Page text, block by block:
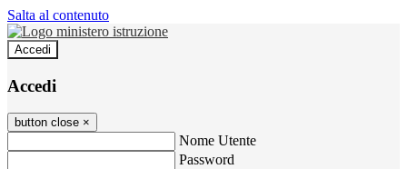
Salta al contenuto
Accedi
Accedi
button close ×
Nome Utente
Password